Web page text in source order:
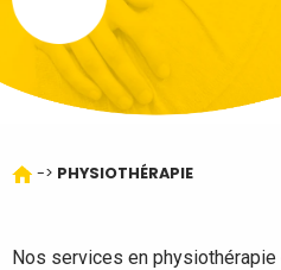
-> PHYSIOTHÉRAPIE
Nos services en